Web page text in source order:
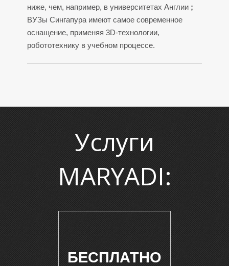
Р
ниже, чем, например, в университетах Англии;
ВУЗы Сингапура имеют самое современное
оснащение, применяя 3D-технологии,
робототехнику в учебном процессе.
Услуги
MARYADI:
БЕСПЛАТНО